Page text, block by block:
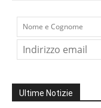
Ultime Notizie